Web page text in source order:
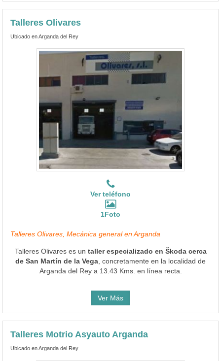
Talleres Olivares
Ubicado en Arganda del Rey
Ver teléfono
1Foto
Talleres Olivares, Mecánica general en Arganda
Talleres Olivares es un taller especializado en Škoda cerca
de San Martín de la Vega , concretamente en la localidad de
Arganda del Rey a 13.43 Kms. en línea recta.
Ver Más
Talleres Motrio Asyauto Arganda
Ubicado en Arganda del Rey